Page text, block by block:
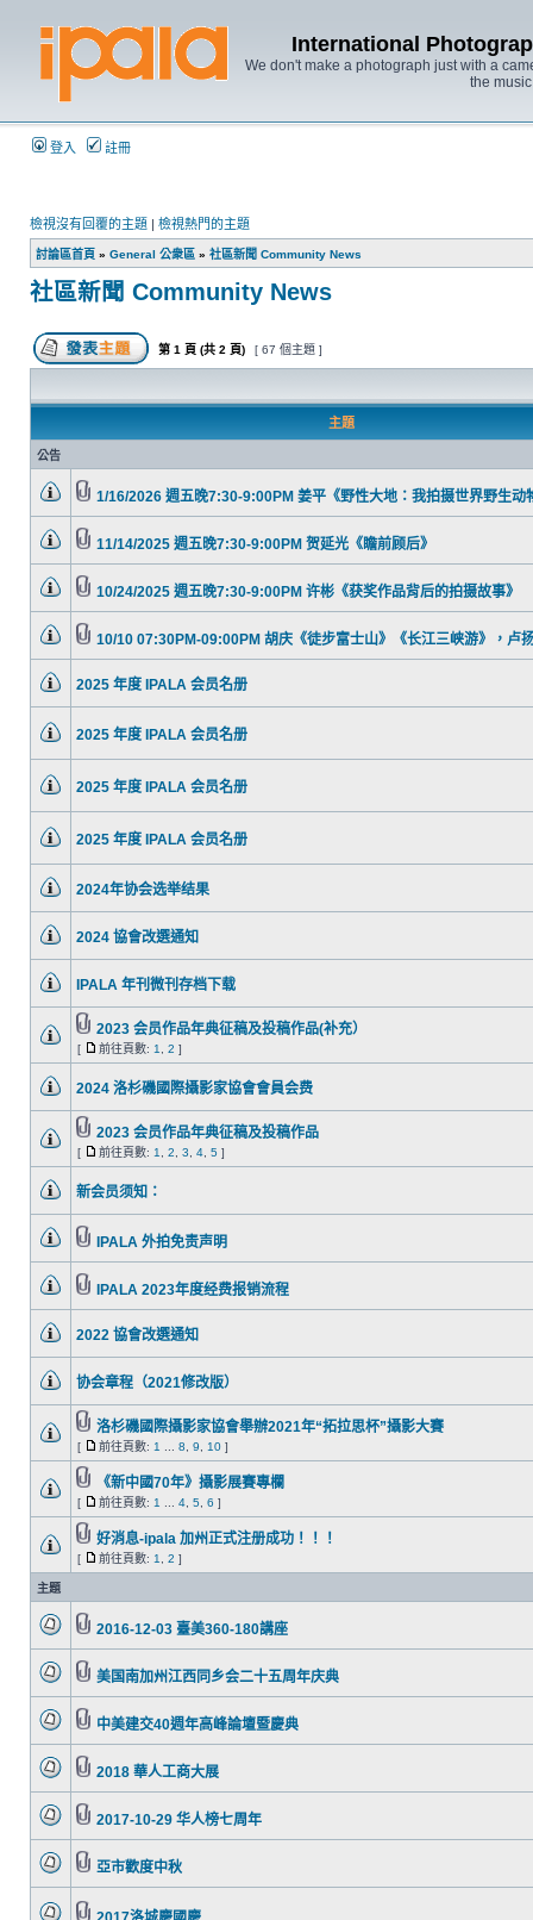
International
We don't make a photograph just with a
the
登入 註冊
檢視沒有回覆的主題 | 檢視熱門的主題
討論區首頁 » General 公衆區 » 社區新聞 Community News
社區新聞 Community News
第 1 頁 (共 2 頁) [ 67 個主題 ]
主題
公告
1/16/2026 週五晚7:30-9:00PM 姜平《野性大地：我拍摄世界野生动
11/14/2025 週五晚7:30-9:00PM 贺延光《瞻前顾后》
10/24/2025 週五晚7:30-9:00PM 许彬《获奖作品背后的拍摄故事》
10/10 07:30PM-09:00PM 胡庆《徒步富士山》《长江三峡游》，卢
2025 年度 IPALA 会员名册
2025 年度 IPALA 会员名册
2025 年度 IPALA 会员名册
2025 年度 IPALA 会员名册
2024年协会选举结果
2024 協會改選通知
IPALA 年刊微刊存档下载
2023 会员作品年典征稿及投稿作品(补充）
[ 前往頁數: 1 2 ]
2024 洛杉磯國際攝影家協會會員会费
2023 会员作品年典征稿及投稿作品
[ 前往頁數: 1 2 3 4 5 ]
新会员须知：
IPALA 外拍免责声明
IPALA 2023年度经费报销流程
2022 協會改選通知
协会章程（2021修改版）
洛杉磯國際攝影家協會舉辦2021年“拓拉思杯”攝影大賽
[ 前往頁數: 1 8 9 10 ]
《新中國70年》攝影展賽專欄
[ 前往頁數: 1 4 5 6 ]
好消息-ipala 加州正式注册成功！！！
[ 前往頁數: 1 2 ]
主題
2016-12-03 臺美360-180講座
美国南加州江西同乡会二十五周年庆典
中美建交40週年高峰論壇暨慶典
2018 華人工商大展
2017-10-29 华人榜七周年
亞市歡度中秋